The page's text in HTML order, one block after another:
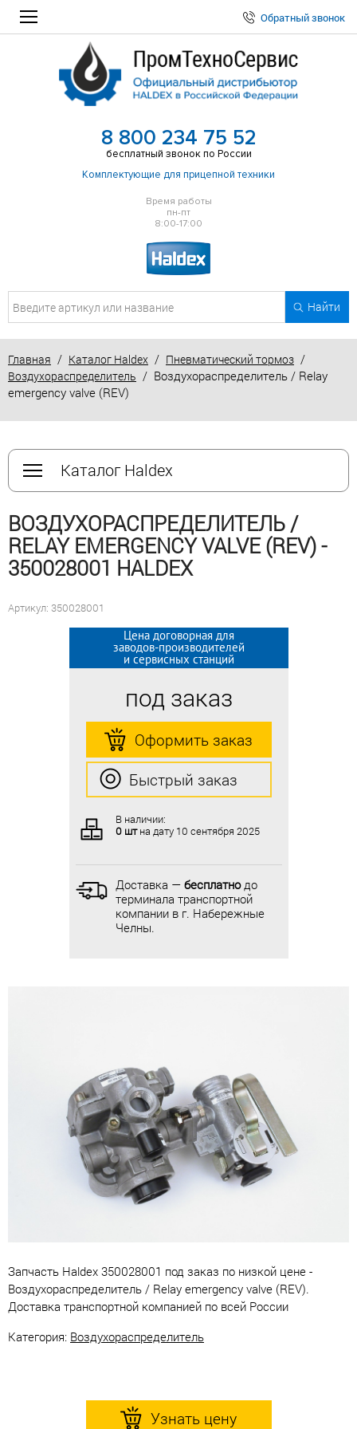
Обратный звонок
8 800 234 75 52
бесплатный звонок по России
Комплектующие для прицепной техники
Время работы
пн-пт
8:00-17:00
Найти
Главная / Каталог Haldex / Пневматический тормоз /
Воздухораспределитель / Воздухораспределитель / Relay
emergency valve (REV)
Каталог Haldex
ВОЗДУХОРАСПРЕДЕЛИТЕЛЬ /
RELAY EMERGENCY VALVE (REV) -
350028001 HALDEX
Артикул: 350028001
Цена договорная для
заводов-производителей
и сервисных станций
под заказ
Оформить заказ
Быстрый заказ
В наличии:
0 штна дату 10 сентября 2025
Доставка — бесплатнодо
терминала транспортной
компании в г. Набережные
Челны.
Цена договорная для
заводов-производителей
и сервисных станций
под заказ
Оформить заказ
Быстрый заказ
В наличии:
0 штна дату 10 сентября 2025
Доставка — бесплатнодо
терминала транспортной
компании в г. Набережные
Челны.
Запчасть Haldex 350028001 под заказ по низкой цене -
Воздухораспределитель / Relay emergency valve (REV).
Доставка транспортной компанией по всей России
Категория: Воздухораспределитель
Узнать цену